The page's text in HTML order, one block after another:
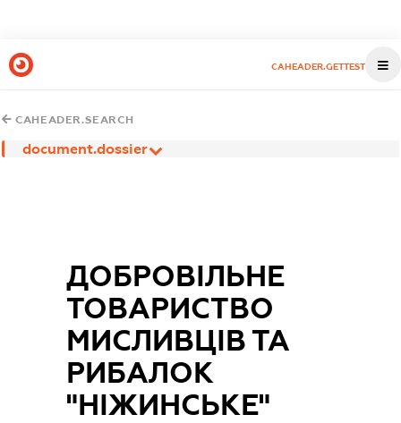
CAHEADER.GETTEST
CAHEADER.SEARCH
document.dossier
ДОБРОВІЛЬНЕ
ТОВАРИСТВО
МИСЛИВЦІВ ТА
РИБАЛОК
"НІЖИНСЬКЕ"